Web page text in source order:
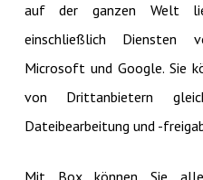
auf der ganzen Welt
einschließlich Diensten
Microsoft und Google. Sie
von Drittanbietern
Dateibearbeitung und -